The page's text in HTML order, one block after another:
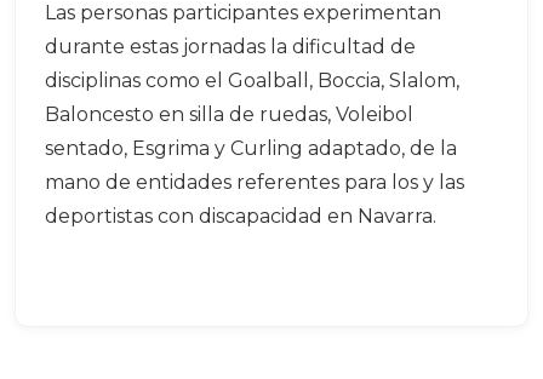
Las personas participantes experimentan
durante estas jornadas la dificultad de
disciplinas como el Goalball, Boccia, Slalom,
Baloncesto en silla de ruedas, Voleibol
sentado, Esgrima y Curling adaptado, de la
mano de entidades referentes para los y las
deportistas con discapacidad en Navarra.